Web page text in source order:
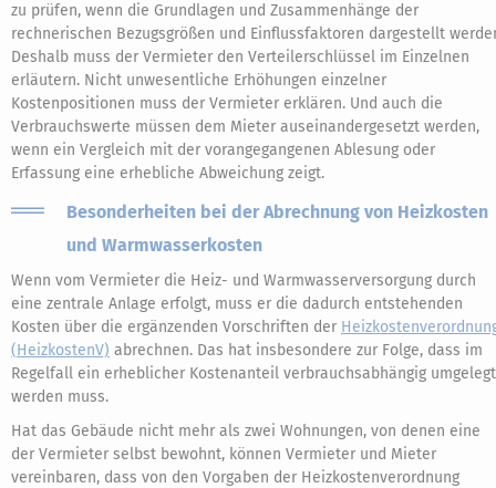
zu prüfen, wenn die Grundlagen und Zusammenhänge der
rechnerischen Bezugsgrößen und Einflussfaktoren dargestellt
Deshalb muss der Vermieter den Verteilerschlüssel im Einzelnen
erläutern. Nicht unwesentliche Erhöhungen einzelner
Kostenpositionen muss der Vermieter erklären. Und auch die
Verbrauchswerte müssen dem Mieter auseinandergesetzt werden,
wenn ein Vergleich mit der vorangegangenen Ablesung oder
Erfassung eine erhebliche Abweichung zeigt.
Besonderheiten bei der Abrechnung von Heizkosten
und Warmwasserkosten
Wenn vom Vermieter die Heiz- und Warmwasserversorgung durch
eine zentrale Anlage erfolgt, muss er die dadurch entstehenden
Kosten über die ergänzenden Vorschriften der
(HeizkostenV) abrechnen. Das hat insbesondere zur Folge, dass im
Regelfall ein erheblicher Kostenanteil verbrauchsabhängig umgelegt
werden muss.
Hat das Gebäude nicht mehr als zwei Wohnungen, von denen eine
der Vermieter selbst bewohnt, können Vermieter und Mieter
vereinbaren, dass von den Vorgaben der Heizkostenverordnung